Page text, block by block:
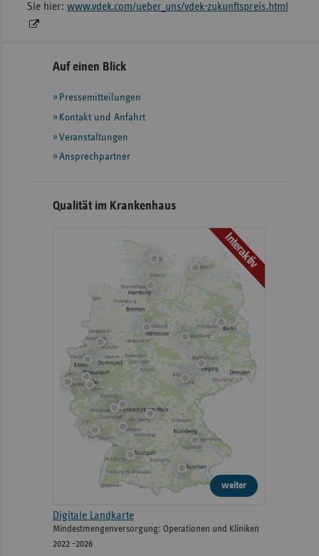
Sie hier: www.vdek.com/ueber_uns/vdek-zukunftspreis.html
Seitennavigation
Seitenleiste
weiteren
Informationen
Auf einen Blick
Pressemitteilungen
Kontakt und Anfahrt
Veranstaltungen
Ansprechpartner
Qualität im Krankenhaus
Interaktiv
weiter
Digitale Landkarte
Mindestmengenversorgung: Operationen und Kliniken
2022 -2026